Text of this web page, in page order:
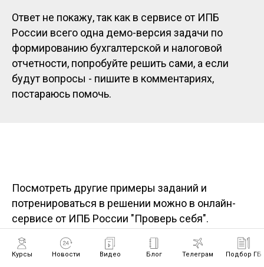
Ответ не покажу, так как в сервисе от ИПБ
России всего одна демо-версия задачи по
формированию бухгалтерской и налоговой
отчетности, попробуйте решить сами, а если
будут вопросы - пишите в комментариях,
постараюсь помочь.
Посмотреть другие примеры заданий и
потренироваться в решении можно в онлайн-
сервисе от ИПБ России "Проверь себя".
Курсы Новости Видео Блог Телеграм Подбор ГБ